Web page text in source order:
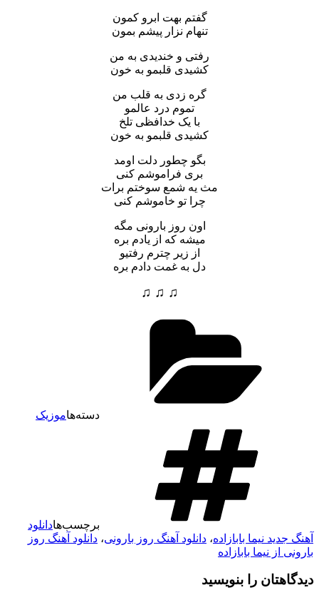
گفتم بهت ابرو کمون
تنهام نزار پیشم بمون
رفتی و خندیدی به من
کشیدی قلبمو به خون
گره زدی به قلب من
تموم درد عالمو
با یک خدافظی تلخ
کشیدی قلبمو به خون
بگو چطور دلت اومد
بری فراموشم کنی
مث یه شمع سوختم برات
چرا تو خاموشم کنی
اون روز بارونی مگه
میشه که از یادم بره
از زیر چترم رفتیو
دل به غمت دادم بره
♫ ♫ ♫
دسته‌هاموزیک
برچسب‌هادانلود
آهنگ جدید نیما بابازاده، دانلود آهنگ روز بارونی، دانلود آهنگ روز
بارونی از نیما بابازاده
دیدگاهتان را بنویسید